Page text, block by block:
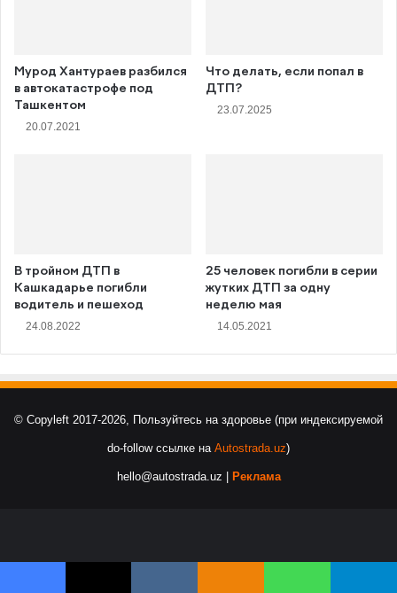
Мурод Хантураев разбился
в автокатастрофе под
Ташкентом
20.07.2021
Что делать, если попал в
ДТП?
23.07.2025
В тройном ДТП в
Кашкадарье погибли
водитель и пешеход
24.08.2022
25 человек погибли в серии
жутких ДТП за одну
неделю мая
14.05.2021
© Copyleft 2017-2026, Пользуйтесь на здоровье (при индексируемой
do-follow ссылке на Autostrada.uz)
hello@autostrada.uz | Реклама